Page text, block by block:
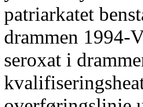
patriarkatet
drammen 1994-
seroxat i